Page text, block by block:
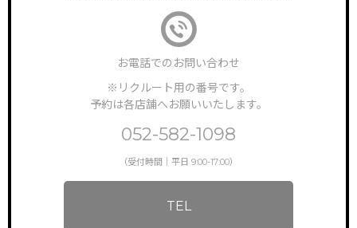
お電話でのお問い合わせ
※リクルート用の番号です。
予約は各店舗へお願いいたします。
052-582-1098
（受付時間｜平日 9:00-17:00）
TEL